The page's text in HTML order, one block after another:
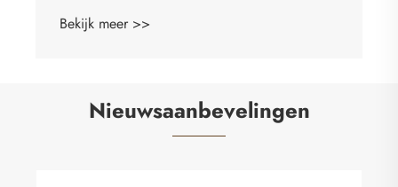
Bekijk meer >>
Nieuwsaanbevelingen